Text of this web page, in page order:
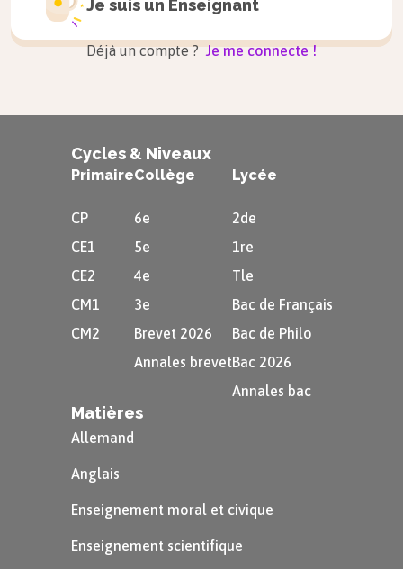
Les archéologues sont ceux qui
étudient les vestiges. Ils fouillent dans
le sol à la recherche d’objets qui
passé.
À retenir
Les sources écrites désignent tous les
écrits qui viennent du passé. Il s’agit de
detextes religieux
personnelles
Ce type de source existe depuis l’invention de
l’écriture.
Des sources écrites
Je suis un Enseignant
Déjà un compte ? Je me connecte !
Cycles & Niveaux
Primaire
CP
CE1
CE2
CM1
CM2
Collège
6e
5e
4e
3e
Brevet 2026
Annales brevet
Lycée
2de
1re
Tle
Bac de Français
Bac de Philo
Bac 2026
Annales bac
Matières
Allemand
Anglais
Enseignement moral et civique
Enseignement scientifique